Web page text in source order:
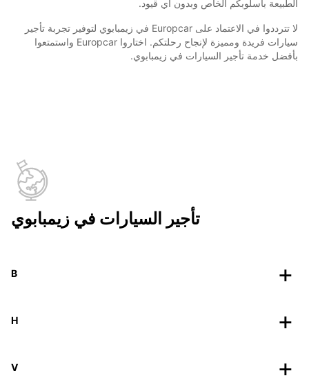
الطبيعة بأسلوبكم الخاص وبدون أي قيود.
لا تترددوا في الاعتماد على Europcar في زيمبابوي لتوفير تجربة تأجير
سيارات فريدة ومميزة لإنجاح رحلتكم. اختاروا Europcar واستمتعوا
بأفضل خدمة تأجير السيارات في زيمبابوي.
تأجير السيارات في زيمبابوي
B
H
V